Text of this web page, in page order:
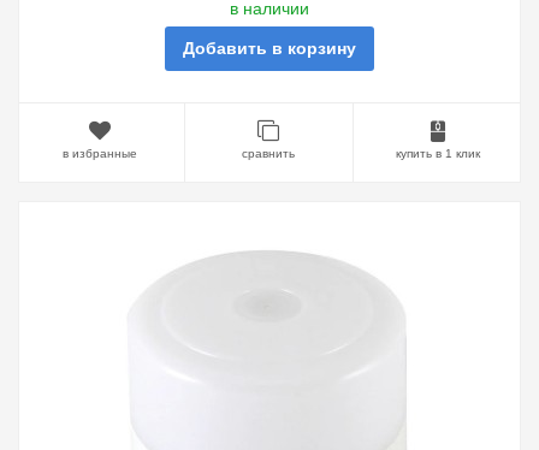
в наличии
Добавить в корзину
в избранные сравнить купить в 1 клик